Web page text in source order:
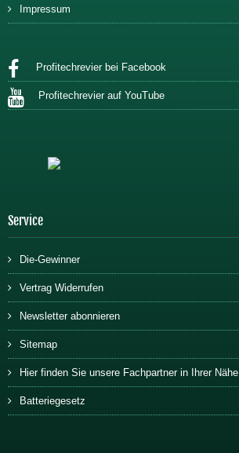
Impressum
Profitechrevier bei Facebook
Profitechrevier auf YouTube
Service
Die-Gewinner
Vertrag Widerrufen
Newsletter abonnieren
Sitemap
Hier finden Sie unsere Fachpartner in Ihrer Nähe
Batteriegesetz